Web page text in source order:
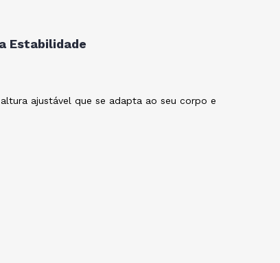
Estabilidade
ajustável que se adapta ao seu corpo e